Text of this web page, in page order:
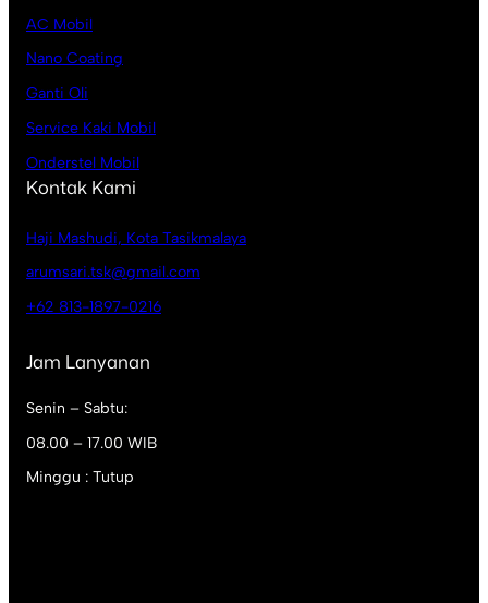
AC Mobil
Nano Coating
Ganti Oli
Service Kaki Mobil
Onderstel Mobil
Kontak Kami
Haji Mashudi, Kota Tasikmalaya
arumsari.tsk@gmail.com
+62 813-1897-0216
Jam Lanyanan
Senin – Sabtu:
08.00 – 17.00 WIB
Minggu : Tutup